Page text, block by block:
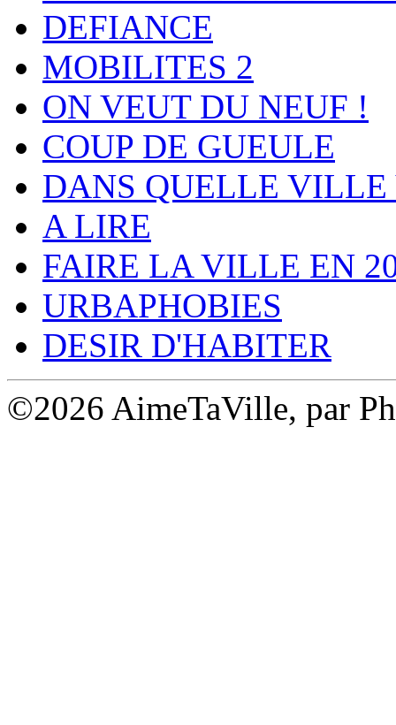
DEFIANCE
MOBILITES 2
ON VEUT DU NEUF !
COUP DE GUEULE
DANS QUELLE
A LIRE
FAIRE LA VILLE EN
URBAPHOBIES
DESIR D'HABITER
©2026 AimeTaVille, par